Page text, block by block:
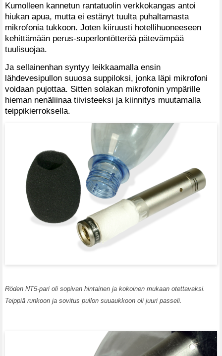
Kumolleen kannetun rantatuolin verkkokangas antoi
hiukan apua, mutta ei estänyt tuulta puhaltamasta
mikrofonia tukkoon. Joten kiiruusti hotellihuoneeseen
kehittämään perus-superlontötteröä pätevämpää
tuulisuojaa.
Ja sellainenhan syntyy leikkaamalla ensin
lähdevesipullon suuosa suppiloksi, jonka läpi mikrofoni
voidaan pujottaa. Sitten solakan mikrofonin ympärille
hieman nenäliinaa tiivisteeksi ja kiinnitys muutamalla
teippikierroksella.
Röden NT5-pari oli sopivan hintainen ja kokoinen mukaan otettavaksi.
Teippiä runkoon ja sovitus pullon suuaukkoon oli juuri passeli.